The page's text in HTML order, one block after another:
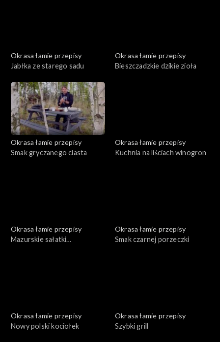
Okrasa łamie przepisy
Jabłka ze starego sadu
Okrasa łamie przepisy
Bieszczadzkie dzikie zioła
Okrasa łamie przepisy
Smak gryczanego ciasta
Okrasa łamie przepisy
Kuchnia na liściach winogron
Okrasa łamie przepisy
Mazurskie sałatki
Okrasa łamie przepisy
Smak czarnej porzeczki
Okrasa łamie przepisy
Nowy polski kociołek
Okrasa łamie przepisy
Szybki grill